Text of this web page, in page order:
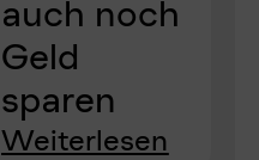
auch noch
Geld
sparen
Weiterlesen